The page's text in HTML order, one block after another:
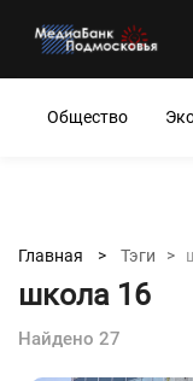
Общество
Главная > Тэги >
школа 16
Найдено 27